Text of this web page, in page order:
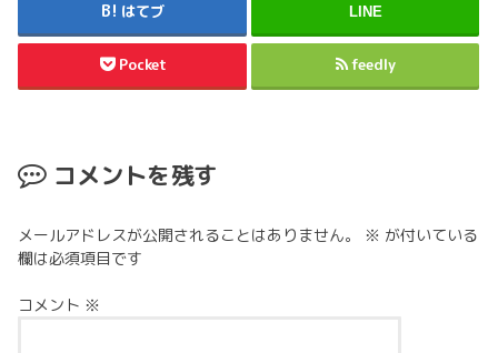
はてブ LINE
Pocket feedly
コメントを残す
メールアドレスが公開されることはありません。 ※ が付いている
欄は必須項目です
コメント ※